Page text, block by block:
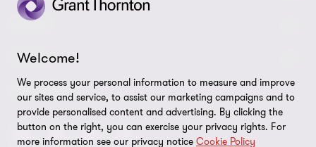
Nuestra gente
Contáctenos
Nuestras Oficinas
ABOUT
Acerca de nosotros
Carreras
LEGAL
Exención de responsabilidades
Política de Privacidad
SEGUINOS
Welcome!
We process your personal information to measure and improve
our sites and service, to assist our marketing campaigns and to
provide personalised content and advertising. By clicking the
button on the right, you can exercise your privacy rights. For
more information see our privacy notice Cookie Policy